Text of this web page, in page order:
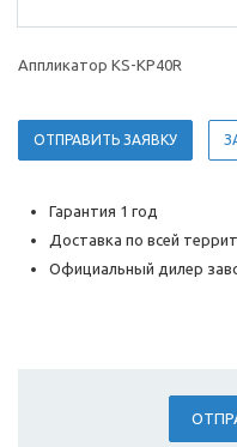
Аппликатор KS-KP40R
ОТПРАВИТЬ ЗАЯВКУ
Гарантия 1 год
Доставка по всей
Официальный дилер